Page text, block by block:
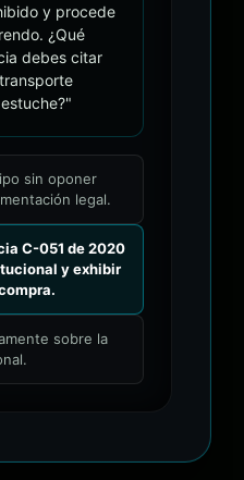
y procede
¿Qué
debes citar
sin oponer
legal.
C-051 de 2020
y exhibir
sobre la